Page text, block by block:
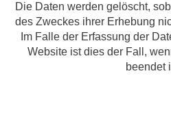
Die Daten werden gelöscht,
des Zweckes ihrer Erhebung
Im Falle der Erfassung der
Website ist dies der Fall,
beendet